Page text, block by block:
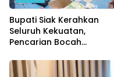
Bupati Siak Kerahkan
Seluruh Kekuatan,
Pencarian Bocah
Dimaksimalkan